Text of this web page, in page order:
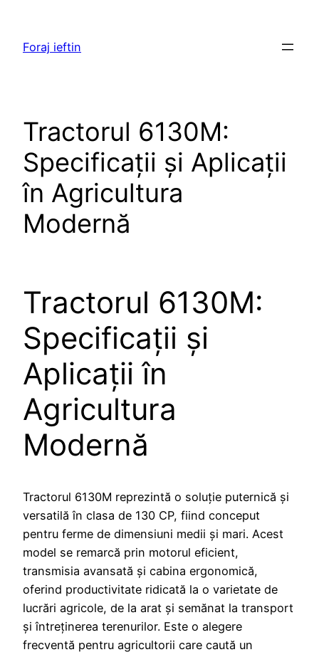
content
Foraj ieftin
Tractorul 6130M:
Specificații și Aplicații
în Agricultura
Modernă
Tractorul 6130M:
Specificații și
Aplicații în
Agricultura
Modernă
Tractorul 6130M reprezintă o soluție puternică și
versatilă în clasa de 130 CP, fiind conceput
pentru ferme de dimensiuni medii și mari. Acest
model se remarcă prin motorul eficient,
transmisia avansată și cabina ergonomică,
oferind productivitate ridicată la o varietate de
lucrări agricole, de la arat și semănat la transport
și întreținerea terenurilor. Este o alegere
frecventă pentru agricultorii care caută un